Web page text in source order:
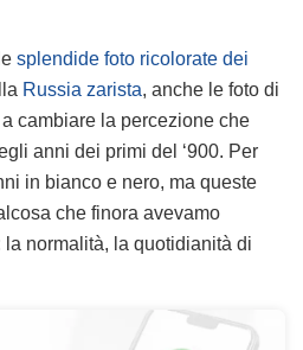
splendide foto ricolorate dei
Russia zarista, anche le foto di
cambiare la percezione che
anni dei primi del ‘900. Per
in bianco e nero, ma queste
che finora avevamo
normalità, la quotidianità di